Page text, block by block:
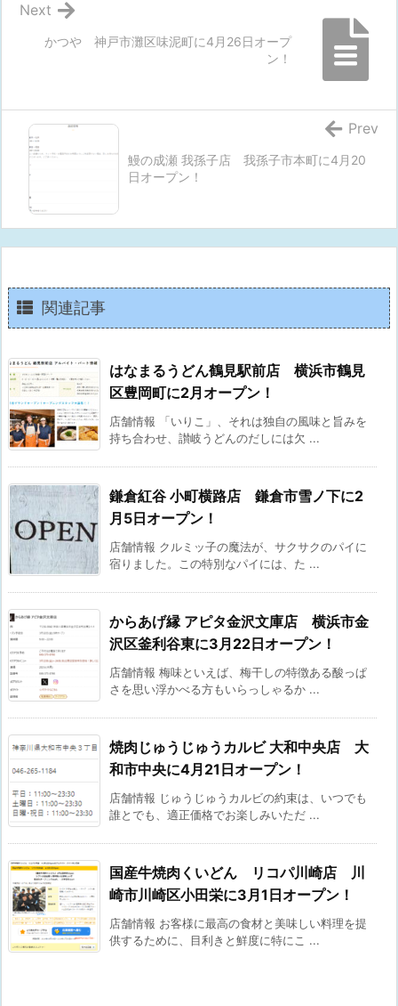
かつや 神戸市灘区味泥町に4月26日オープ
ン！
Next
鰻の成瀬 我孫子店 我孫子市本町に4月20
日オープン！
Prev
関連記事
はなまるうどん鶴見駅前店 横浜市鶴見
区豊岡町に2月オープン！
店舗情報 「いりこ」、それは独自の風味と旨みを
持ち合わせ、讃岐うどんのだしには欠 ...
鎌倉紅谷 小町横路店 鎌倉市雪ノ下に2
月5日オープン！
店舗情報 クルミッ子の魔法が、サクサクのパイに
宿りました。この特別なパイには、た ...
からあげ縁 アピタ金沢文庫店 横浜市金
沢区釜利谷東に3月22日オープン！
店舗情報 梅味といえば、梅干しの特徴ある酸っぱ
さを思い浮かべる方もいらっしゃるか ...
焼肉じゅうじゅうカルビ 大和中央店 大
和市中央に4月21日オープン！
店舗情報 じゅうじゅうカルビの約束は、いつでも
誰とでも、適正価格でお楽しみいただ ...
国産牛焼肉くいどん リコパ川崎店 川
崎市川崎区小田栄に3月1日オープン！
店舗情報 お客様に最高の食材と美味しい料理を提
供するために、目利きと鮮度に特にこ ...